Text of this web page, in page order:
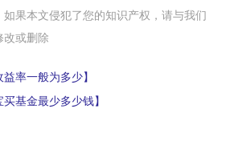
果本文侵犯了您的知识产权，请与我们
改或删除
益率一般为多少】
买基金最少多少钱】